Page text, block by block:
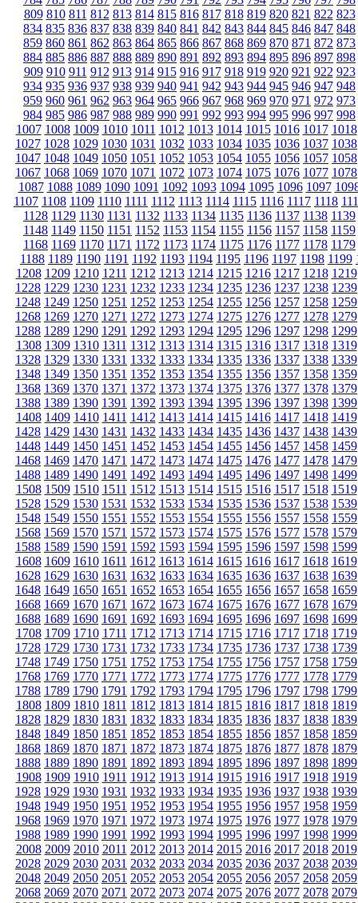
809 810 811 812 813 814 815 816 817 818 819 820 821 822 823
834 835 836 837 838 839 840 841 842 843 844 845 846 847 848
859 860 861 862 863 864 865 866 867 868 869 870 871 872 873
884 885 886 887 888 889 890 891 892 893 894 895 896 897 898
909 910 911 912 913 914 915 916 917 918 919 920 921 922 923
934 935 936 937 938 939 940 941 942 943 944 945 946 947 948
959 960 961 962 963 964 965 966 967 968 969 970 971 972 973
984 985 986 987 988 989 990 991 992 993 994 995 996 997 998
1007 1008 1009 1010 1011 1012 1013 1014 1015 1016 1017 1018
1027 1028 1029 1030 1031 1032 1033 1034 1035 1036 1037 1038
1047 1048 1049 1050 1051 1052 1053 1054 1055 1056 1057 1058
1067 1068 1069 1070 1071 1072 1073 1074 1075 1076 1077 1078
1087 1088 1089 1090 1091 1092 1093 1094 1095 1096 1097
1107 1108 1109 1110 1111 1112 1113 1114 1115 1116 1117 1118
1128 1129 1130 1131 1132 1133 1134 1135 1136 1137 1138 1139
1148 1149 1150 1151 1152 1153 1154 1155 1156 1157 1158 1159
1168 1169 1170 1171 1172 1173 1174 1175 1176 1177 1178 1179
1188 1189 1190 1191 1192 1193 1194 1195 1196 1197 1198 1199
1208 1209 1210 1211 1212 1213 1214 1215 1216 1217 1218 1219
1228 1229 1230 1231 1232 1233 1234 1235 1236 1237 1238 1239
1248 1249 1250 1251 1252 1253 1254 1255 1256 1257 1258 1259
1268 1269 1270 1271 1272 1273 1274 1275 1276 1277 1278 1279
1288 1289 1290 1291 1292 1293 1294 1295 1296 1297 1298 1299
1308 1309 1310 1311 1312 1313 1314 1315 1316 1317 1318 1319
1328 1329 1330 1331 1332 1333 1334 1335 1336 1337 1338 1339
1348 1349 1350 1351 1352 1353 1354 1355 1356 1357 1358 1359
1368 1369 1370 1371 1372 1373 1374 1375 1376 1377 1378 1379
1388 1389 1390 1391 1392 1393 1394 1395 1396 1397 1398 1399
1408 1409 1410 1411 1412 1413 1414 1415 1416 1417 1418 1419
1428 1429 1430 1431 1432 1433 1434 1435 1436 1437 1438 1439
1448 1449 1450 1451 1452 1453 1454 1455 1456 1457 1458 1459
1468 1469 1470 1471 1472 1473 1474 1475 1476 1477 1478 1479
1488 1489 1490 1491 1492 1493 1494 1495 1496 1497 1498 1499
1508 1509 1510 1511 1512 1513 1514 1515 1516 1517 1518 1519
1528 1529 1530 1531 1532 1533 1534 1535 1536 1537 1538 1539
1548 1549 1550 1551 1552 1553 1554 1555 1556 1557 1558 1559
1568 1569 1570 1571 1572 1573 1574 1575 1576 1577 1578 1579
1588 1589 1590 1591 1592 1593 1594 1595 1596 1597 1598 1599
1608 1609 1610 1611 1612 1613 1614 1615 1616 1617 1618 1619
1628 1629 1630 1631 1632 1633 1634 1635 1636 1637 1638 1639
1648 1649 1650 1651 1652 1653 1654 1655 1656 1657 1658 1659
1668 1669 1670 1671 1672 1673 1674 1675 1676 1677 1678 1679
1688 1689 1690 1691 1692 1693 1694 1695 1696 1697 1698 1699
1708 1709 1710 1711 1712 1713 1714 1715 1716 1717 1718 1719
1728 1729 1730 1731 1732 1733 1734 1735 1736 1737 1738 1739
1748 1749 1750 1751 1752 1753 1754 1755 1756 1757 1758 1759
1768 1769 1770 1771 1772 1773 1774 1775 1776 1777 1778 1779
1788 1789 1790 1791 1792 1793 1794 1795 1796 1797 1798 1799
1808 1809 1810 1811 1812 1813 1814 1815 1816 1817 1818 1819
1828 1829 1830 1831 1832 1833 1834 1835 1836 1837 1838 1839
1848 1849 1850 1851 1852 1853 1854 1855 1856 1857 1858 1859
1868 1869 1870 1871 1872 1873 1874 1875 1876 1877 1878 1879
1888 1889 1890 1891 1892 1893 1894 1895 1896 1897 1898 1899
1908 1909 1910 1911 1912 1913 1914 1915 1916 1917 1918 1919
1928 1929 1930 1931 1932 1933 1934 1935 1936 1937 1938 1939
1948 1949 1950 1951 1952 1953 1954 1955 1956 1957 1958 1959
1968 1969 1970 1971 1972 1973 1974 1975 1976 1977 1978 1979
1988 1989 1990 1991 1992 1993 1994 1995 1996 1997 1998 1999
2008 2009 2010 2011 2012 2013 2014 2015 2016 2017 2018 2019
2028 2029 2030 2031 2032 2033 2034 2035 2036 2037 2038 2039
2048 2049 2050 2051 2052 2053 2054 2055 2056 2057 2058 2059
2068 2069 2070 2071 2072 2073 2074 2075 2076 2077 2078 2079